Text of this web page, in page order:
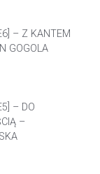
– Z KANTEM
GOGOLA
– DO
–